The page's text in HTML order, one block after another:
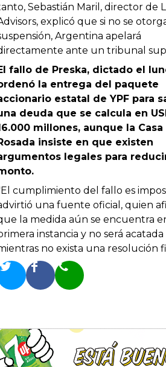
Sebastián Maril, director de
explicó que si no se
Argentina apelará
ante un tribunal
fallo de Preska, dictado el
la entrega del paquete
estatal de YPF para
deuda que se calcula en
millones, aunque la Casa
insiste en que existen
legales para
cumplimiento del fallo es
una fuente oficial, quien
la medida aún se encuentra
instancia y no será acatada
no exista una resolución